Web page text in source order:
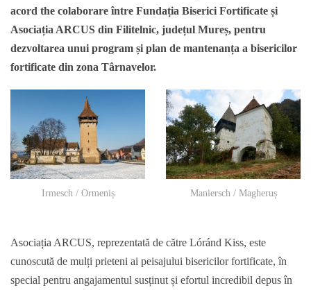
acord the colaborare între Fundația Biserici Fortificate și
Asociația ARCUS din Filitelnic, județul Mureș, pentru
dezvoltarea unui program și plan de mantenanța a bisericilor
fortificate din zona Târnavelor.
Irmesch / Ormeniș Maniersch / Magheruș
Asociația ARCUS, reprezentată de către Lóránd Kiss, este
cunoscută de mulți prieteni ai peisajului bisericilor fortificate, în
special pentru angajamentul susținut și efortul incredibil depus în